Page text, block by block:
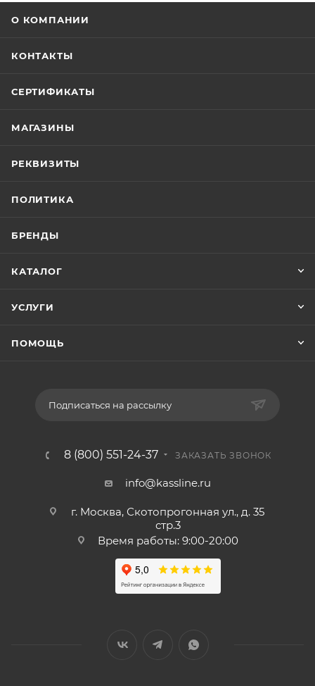
О КОМПАНИИ
КОНТАКТЫ
СЕРТИФИКАТЫ
МАГАЗИНЫ
РЕКВИЗИТЫ
ПОЛИТИКА
БРЕНДЫ
КАТАЛОГ
УСЛУГИ
ПОМОЩЬ
Подписаться на рассылку
8 (800) 551-24-37 ЗАКАЗАТЬ ЗВОНОК
info@kassline.ru
г. Москва, Скотопрогонная ул., д. 35
стр.3
Время работы: 9:00-20:00